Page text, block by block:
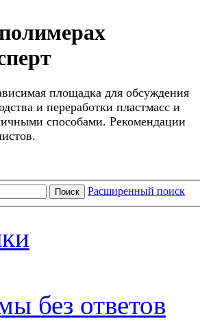
площадка для обсуждения
и переработки пластмасс и
способами. Рекомендации
Поиск Расширенный поиск
без ответов